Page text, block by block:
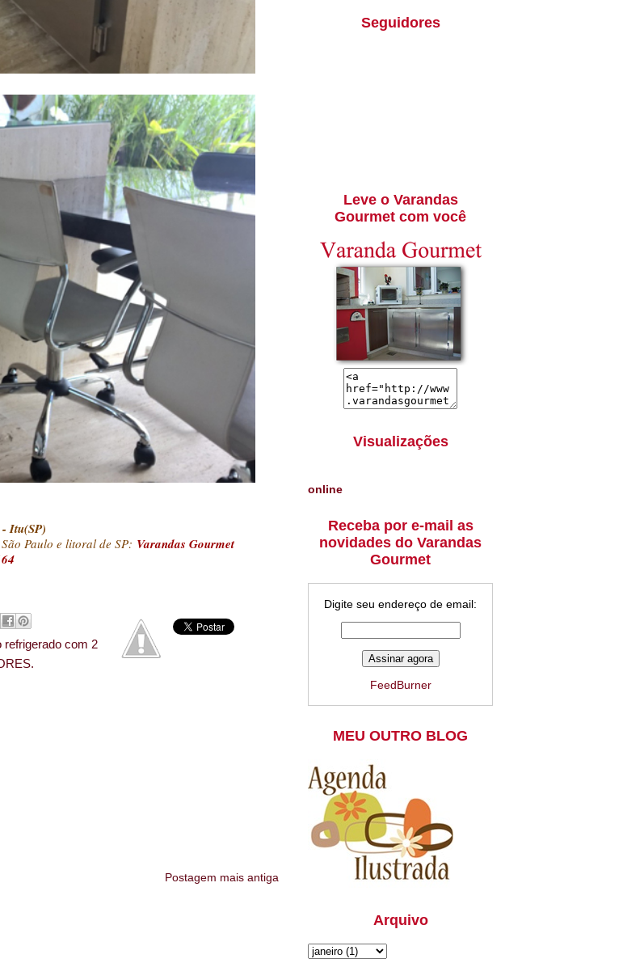
Itu(SP)
Paulo e litoral de SP: Varandas Gourmet
refrigerado com 2
Postagem mais antiga
Seguidores
Leve o Varandas
Gourmet com você
Visualizações
online
Receba por e-mail as
novidades do Varandas
Gourmet
Digite seu endereço de email:
FeedBurner
MEU OUTRO BLOG
Arquivo